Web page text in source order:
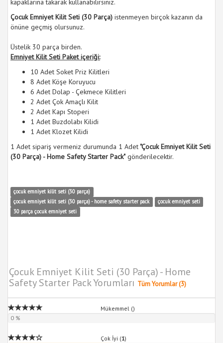
Çocuk Emniyet Kilit Seti (30 Parça) istenmeyen birçok kazanın da
önüne geçmiş olursunuz.
Üstelik 30 parça birden.
Emniyet Kilit Seti Paket içeriği:
10 Adet Soket Priz Kilitleri
8 Adet Köşe Koruyucu
6 Adet Dolap - Çekmece Kilitleri
2 Adet Çok Amaçlı Kilit
2 Adet Kapı Stoperi
1 Adet Buzdolabı Kilidi
1 Adet Klozet Kilidi
1 Adet sipariş vermeniz durumunda 1 Adet "Çocuk Emniyet Kilit Seti
(30 Parça) - Home Safety Starter Pack" gönderilecektir.
çocuk emniyet kilit seti (30 parça)
çocuk emniyet kilit seti (30 parça) - home safety starter pack
çocuk emniyet seti
30 parça çocuk emniyet seti
Çocuk Emniyet Kilit Seti (30 Parça) - Home
Safety Starter Pack Yorumları Tüm Yorumlar (3)
Mükemmel ()
0 %
Çok İyi (1)